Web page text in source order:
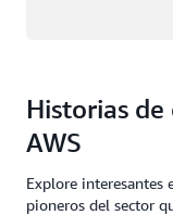
Historias de
AWS
Explore interesantes
pioneros del sector